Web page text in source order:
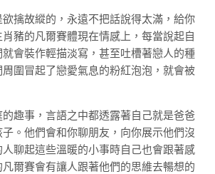
擒故縱的，永遠不把話說得太滿，給你
豬的凡爾賽體現在情感上，每當說起自
會裝作輕描淡寫，甚至吐槽著戀人的種
圍冒起了戀愛氣息的粉紅泡泡，就會被
趣事，言語之中都透露著自己就是爸爸
。他們會和你聊朋友，向你展示他們沒
聊起這些溫暖的小事時自己也會跟著感
爾賽會有讓人跟著他們的思維去暢想的